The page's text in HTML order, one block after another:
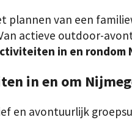
plannen van een
actieve outdoor-
in en rondom
in en om
en avontuurlijk